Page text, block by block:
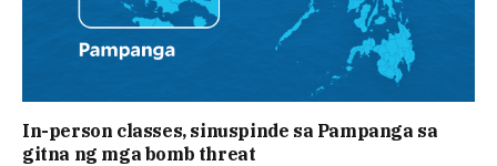
In-person classes, sinuspinde sa Pampanga sa
gitna ng mga bomb threat